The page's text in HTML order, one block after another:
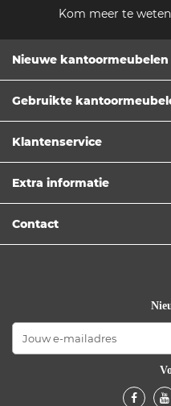
Kom meer te
Nieuwe kantoormeubelen
Gebruikte
Klantenservice
Extra informatie
Contact